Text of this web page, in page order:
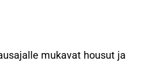
mukavat housut ja